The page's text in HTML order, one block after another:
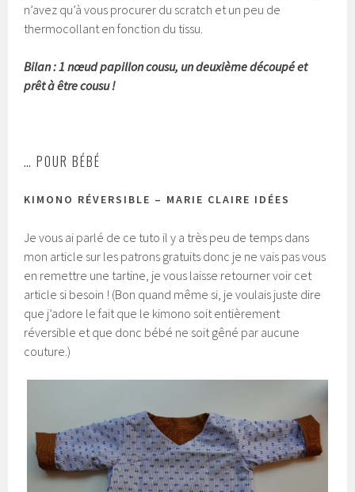
n’avez qu’à vous procurer du scratch et un peu de
thermocollant en fonction du tissu.
Bilan : 1 nœud papillon cousu, un deuxième découpé et
prêt à être cousu !
… POUR BÉBÉ
KIMONO RÉVERSIBLE – MARIE CLAIRE IDÉES
Je vous ai parlé de ce tuto il y a très peu de temps dans
mon article sur les patrons gratuits donc je ne vais pas vous
en remettre une tartine, je vous laisse retourner voir cet
article si besoin ! (Bon quand même si, je voulais juste dire
que j’adore le fait que le kimono soit entièrement
réversible et que donc bébé ne soit gêné par aucune
couture.)